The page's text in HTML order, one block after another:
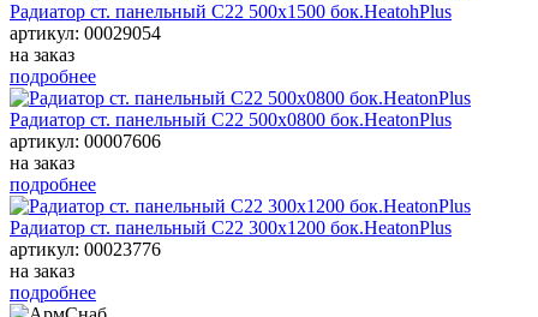
Радиатор ст. панельный С22 500х1500 бок.HeatohPlus
артикул: 00029054
на заказ
подробнее
Радиатор ст. панельный С22 500х0800 бок.HeatonPlus
артикул: 00007606
на заказ
подробнее
Радиатор ст. панельный С22 300х1200 бок.HeatonPlus
артикул: 00023776
на заказ
подробнее